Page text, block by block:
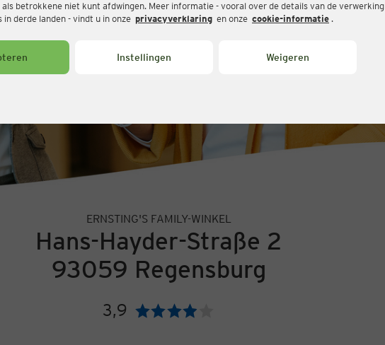
betrokkene niet kunt afdwingen. Meer informatie - vooral over de details van de verwerking
in derde landen - vindt u in onze privacyverklaring en onze cookie-informatie .
Instellingen Weigeren
ERNSTING'S FAMILY-WINKEL
Hans-Hayder-Straße 2
93059 Regensburg
3,9 Beoordeling: